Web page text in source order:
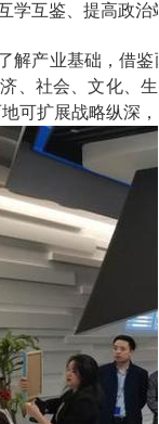
学互鉴、提高政
解产业基础，借
、社会、文化、
可扩展战略纵深